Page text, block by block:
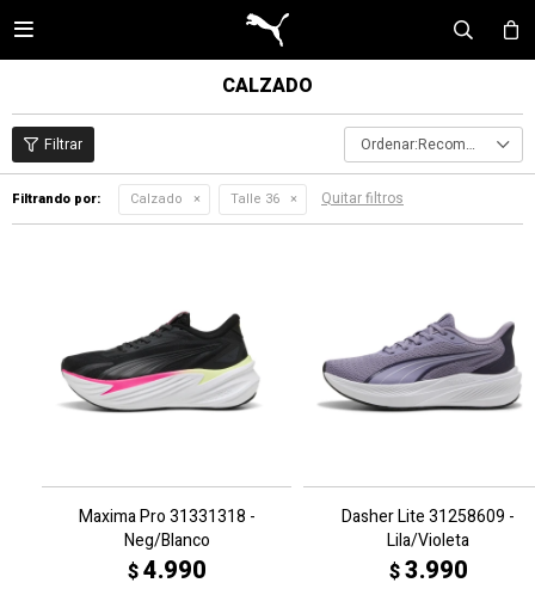

CALZADO
Recomendados
Filtrando por: Calzado Talle 36 Quitar filtros
Maxima Pro 31331318 -
Neg/Blanco
$4.990
Dasher Lite 31258609 -
Lila/Violeta
$3.990